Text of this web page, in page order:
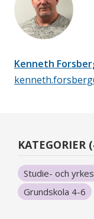
Kenneth
KATEGORIER
Studie- och
Grundskola 4-6